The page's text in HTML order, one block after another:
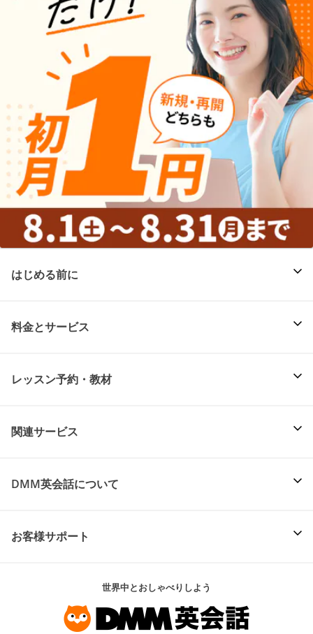
はじめる前に
料金とサービス
レッスン予約・教材
関連サービス
DMM英会話について
お客様サポート
世界中とおしゃべりしよう